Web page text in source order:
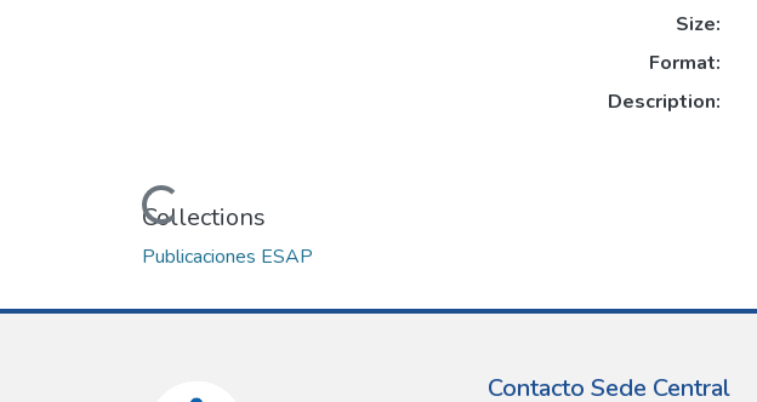
Loading...
Size:
Format:
Description:
Collections
Publicaciones ESAP
Contacto Sede Central